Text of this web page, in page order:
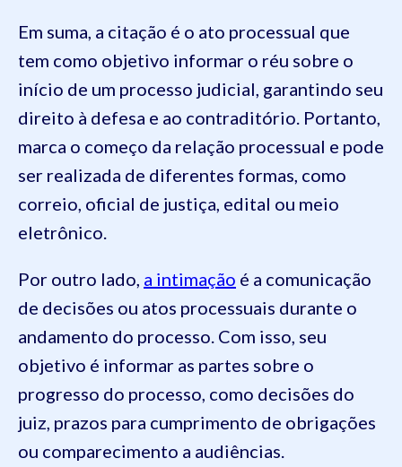
Em suma, a citação é o ato processual que
tem como objetivo informar o réu sobre o
início de um processo judicial, garantindo seu
direito à defesa e ao contraditório. Portanto,
marca o começo da relação processual e pode
ser realizada de diferentes formas, como
correio, oficial de justiça, edital ou meio
eletrônico.
Por outro lado, a intimação é a comunicação
de decisões ou atos processuais durante o
andamento do processo. Com isso, seu
objetivo é informar as partes sobre o
progresso do processo, como decisões do
juiz, prazos para cumprimento de obrigações
ou comparecimento a audiências.